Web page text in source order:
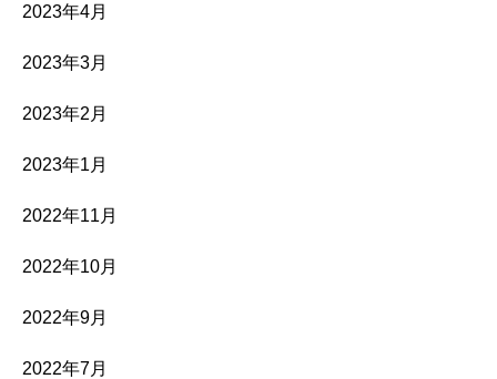
2023年4月
2023年3月
2023年2月
2023年1月
2022年11月
2022年10月
2022年9月
2022年7月